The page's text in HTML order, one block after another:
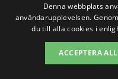
Sök efter
Denna webbplats
användarupplevelsen.
du till alla cookies i
ACCEPTERA